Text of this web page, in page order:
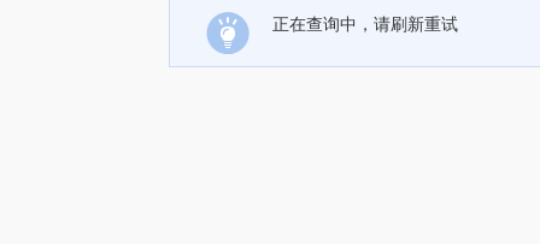
正在查询中，请刷新重试